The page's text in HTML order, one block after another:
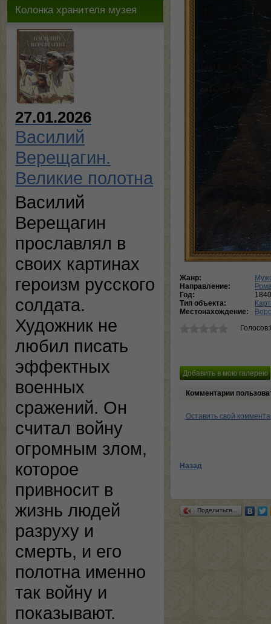
Колонка хранителя музея
27.01.2026
Василий
Верещагин.
Великие полотна
Василий
Верещагин
прославлял в
своих картинах
героизм русского
солдата.
Художник не
любил писать
эффектных
военных
сражений. Он
считал войну
огромным злом,
которое
привносит в
жизнь людей
разруху и
смерть, и его
полотна именно
так войну и
показывают.
Жанр:
Направление:
Год:
1840
Тип объекта:
Местонахождение:
Комментарии
Оставить свой
Назад
Поделиться…